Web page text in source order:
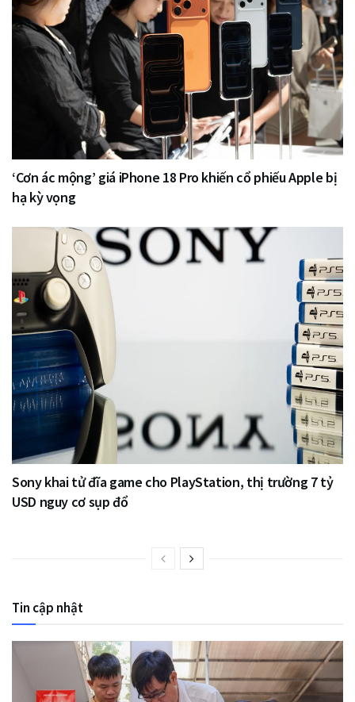
‘Cơn ác mộng’ giá iPhone 18 Pro khiến cổ phiếu Apple bị
hạ kỳ vọng
Sony khai tử đĩa game cho PlayStation, thị trường 7 tỷ
USD nguy cơ sụp đổ
Tin cập nhật